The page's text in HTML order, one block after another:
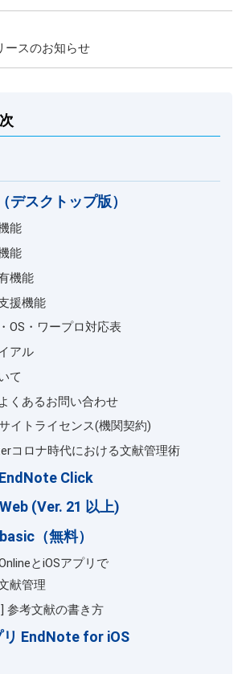
ースのお知らせ
デスクトップ版）
能
能
機能
援機能
OS・ワープロ対応表
アル
て
くあるお問い合わせ
イトライセンス(機関契約)
コロナ時代における文献管理術
Click
(Ver. 21 以上)
（無料）
とiOSアプリで
献管理
参考文献の書き方
リ EndNote for iOS